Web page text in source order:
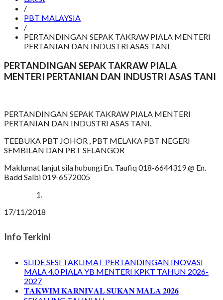
/
PBT MALAYSIA
/
PERTANDINGAN SEPAK TAKRAW PIALA MENTERI
PERTANIAN DAN INDUSTRI ASAS TANI
PERTANDINGAN SEPAK TAKRAW PIALA
MENTERI PERTANIAN DAN INDUSTRI ASAS TANI
PERTANDINGAN SEPAK TAKRAW PIALA MENTERI
PERTANIAN DAN INDUSTRI ASAS TANI.
TEEBUKA PBT JOHOR , PBT MELAKA PBT NEGERI
SEMBILAN DAN PBT SELANGOR
Maklumat lanjut sila hubungi En. Taufiq 018-6644319 @ En.
Badd Salbi 019-6572005
17/11/2018
Info Terkini
SLIDE SESI TAKLIMAT PERTANDINGAN INOVASI
MALA 4.0 PIALA YB MENTERI KPKT TAHUN 2026-
2027
𝐓𝐀𝐊𝐖𝐈𝐌 𝐊𝐀𝐑𝐍𝐈𝐕𝐀𝐋 𝐒𝐔𝐊𝐀𝐍 𝐌𝐀𝐋𝐀 𝟐𝟎𝟐𝟔